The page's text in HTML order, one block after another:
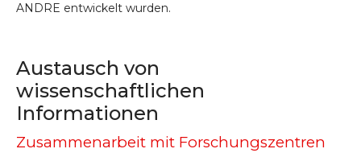
ANDRE entwickelt wurden.
Austausch von
wissenschaftlichen
Informationen
Zusammenarbeit mit Forschungszentren